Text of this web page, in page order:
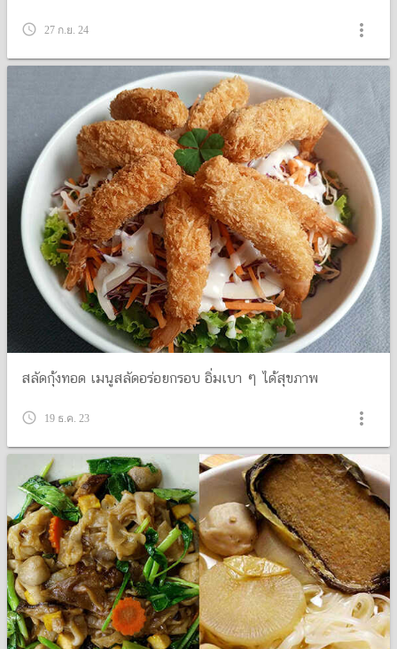
query_builder 27 ก.ย. 24 more_vert
สลัดกุ้งทอด เมนูสลัดอร่อยกรอบ อิ่มเบา ๆ ได้สุขภาพ
query_builder 19 ธ.ค. 23 more_vert